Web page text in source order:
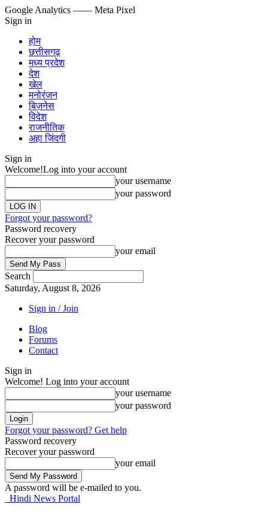
Google Analytics —— Meta Pixel
Sign in
होम
छत्तीसगढ़
मध्य प्रदेश
देश
खेल
मनोरंजन
बिज़नेस
विदेश
राजनीतिक
अहा जिंदगी
Sign in
Welcome!Log into your account
your username
your password
Forgot your password?
Password recovery
Recover your password
your email
Search
Saturday, August 8, 2026
Sign in / Join
Blog
Forums
Contact
Sign in
Welcome! Log into your account
your username
your password
Forgot your password? Get help
Password recovery
Recover your password
your email
A password will be e-mailed to you.
Hindi News Portal